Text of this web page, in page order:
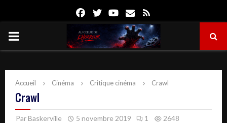
FacebookTwitterYoutube
Email
PRIMARY
Accueil Cinéma Critique cinéma Crawl
Crawl
ParBaskerville 5 novembre 2019 1 2648